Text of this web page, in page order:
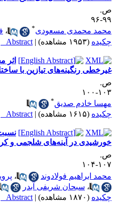
۹۶
محمدی مسعودی
،
(۱۹۵۳ مشاهده) |
Abstract |
اثر
رنگینه‌های تیازین با
۱۰۰
خادم صدیق*
(۱۶۱۵ مشاهده) |
Abstract |
نسبت
در آینه­‌های شلجمی و
۱۰۴
ابراهیم فولادوند
،
،سبحان شریفی آبدر
(۱۸۷۰ مشاهده) |
Abstract |